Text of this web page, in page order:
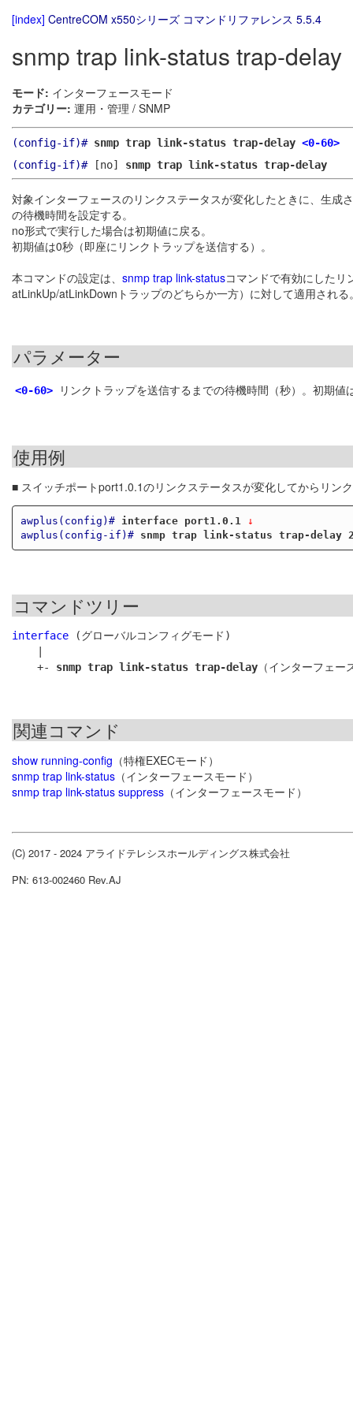
[index] CentreCOM x550シリーズ コマンドリファレンス 5.5.4
snmp trap link-status trap-delay
モード: インターフェースモード
カテゴリー: 運用・管理 / SNMP
(config-if)# snmp trap link-status trap-delay <0-60>
(config-if)#[no] snmp trap link-status trap-delay
対象インターフェースのリンクステータスが変化したときに、生
の待機時間を設定する。
no形式で実行した場合は初期値に戻る。
初期値は0秒（即座にリンクトラップを送信する）。
本コマンドの設定は、 snmp trap link-statusコマンドで有効にした
atLinkUp/atLinkDownトラップのどちらか一方）に対して適用される
パラメーター
<0-60> リンクトラップを送信するまでの待機時間（秒）。初期値
使用例
■ スイッチポートport1.0.1のリンクステータスが変化してからリン
awplus(config)# interface port1.0.1
↓
awplus(config-if)#
snmp trap link-status trap-delay
コマンドツリー
interface (グローバルコンフィグモード)
    +-
snmp trap link-status trap-delay
関連コマンド
show running-config （特権EXECモード）
snmp trap link-status （インターフェースモード）
snmp trap link-status suppress （インターフェースモード）
(C) 2017 - 2024 アライドテレシスホールディングス株式会社
PN: 613-002460 Rev.AJ